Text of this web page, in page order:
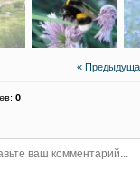
«
: 0